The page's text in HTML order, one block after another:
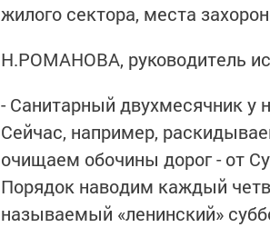
жилого сектора, места
Н.РОМАНОВА, руководитель
- Санитарный двухмесячник у
Сейчас, например,
очищаем обочины дорог - от
Порядок наводим каждый
называемый «ленинский»